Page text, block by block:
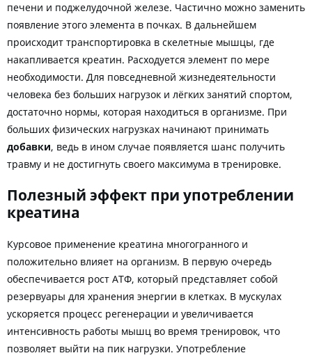
печени и поджелудочной железе. Частично можно заменить
появление этого элемента в почках. В дальнейшем
происходит транспортировка в скелетные мышцы, где
накапливается креатин. Расходуется элемент по мере
необходимости. Для повседневной жизнедеятельности
человека без больших нагрузок и лёгких занятий спортом,
достаточно нормы, которая находиться в организме. При
больших физических нагрузках начинают принимать
добавки, ведь в ином случае появляется шанс получить
травму и не достигнуть своего максимума в тренировке.
Полезный эффект при употреблении
креатина
Курсовое применение креатина многогранного и
положительно влияет на организм. В первую очередь
обеспечивается рост АТФ, который представляет собой
резервуары для хранения энергии в клетках. В мускулах
ускоряется процесс регенерации и увеличивается
интенсивность работы мышц во время тренировок, что
позволяет выйти на пик нагрузки. Употребление